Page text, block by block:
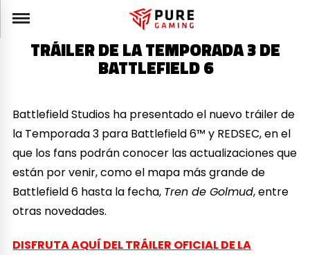
TRÁILER DE LA TEMPORADA 3 DE
BATTLEFIELD 6
Battlefield Studios ha presentado el nuevo tráiler de
la Temporada 3 para Battlefield 6™ y REDSEC, en el
que los fans podrán conocer las actualizaciones que
están por venir, como el mapa más grande de
Battlefield 6 hasta la fecha, Tren de Golmud, entre
otras novedades.
DISFRUTA AQUÍ DEL TRÁILER OFICIAL DE LA